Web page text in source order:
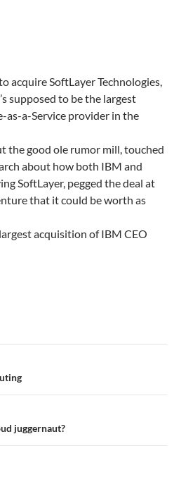
acquire SoftLayer Technologies,
supposed to be the largest
a-Service provider in the
the good ole rumor mill, touched
about how both IBM and
SoftLayer, pegged the deal at
that it could be worth as
acquisition of IBM CEO
juggernaut?